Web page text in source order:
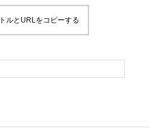
ルとURLをコピーする